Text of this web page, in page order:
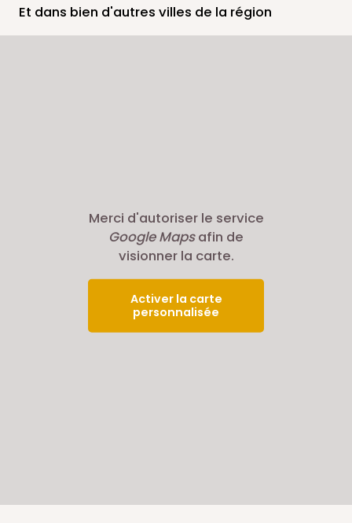
Et dans bien d'autres villes de la région
Merci d'autoriser le service
Google Mapsafin de
visionner la carte.
Activer la carte
personnalisée